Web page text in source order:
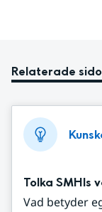
Relaterade
Tolka SMHIs
Vad betyder